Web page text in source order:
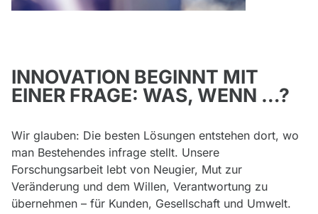
INNOVATION BEGINNT MIT
EINER FRAGE: WAS, WENN …?
Wir glauben: Die besten Lösungen entstehen dort, wo
man Bestehendes infrage stellt. Unsere
Forschungsarbeit lebt von Neugier, Mut zur
Veränderung und dem Willen, Verantwortung zu
übernehmen – für Kunden, Gesellschaft und Umwelt.